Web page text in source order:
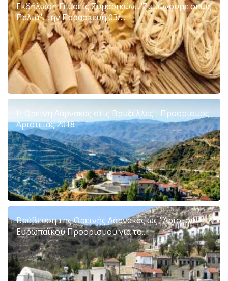
Εκδήλωση Γεύσεις Ζυμαρικών..."Ζυμώνουμε όπως
Παλιά", την Παρασκευή 03/...
Η Ορεινή Λάρνακας στις Βρυξέλλες - Προορισμός
Αριστείας 2018
Βράβευση της Ορεινής Λάρνακας ως "Άριστου
Ευρωπαϊκού Προορισμού για το...